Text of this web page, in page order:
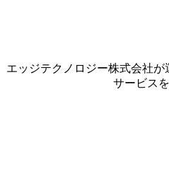
エッジテクノロジー株式会社
サービス